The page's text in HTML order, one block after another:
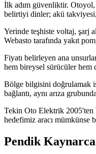
İlk adım güvenliktir. Otoyol,
belirtiyi dinler; akü
Yerinde teşhiste voltaj, şarj
Webasto tarafında yakıt
Fiyatı belirleyen ana
hem bireysel sürücüler hem
Bölge bilgisini doğrulamak
bağlantı, aynı arıza
Tekin Oto Elektrik 2005'ten
hedefimiz aracı mümkünse
Pendik Kaynarca